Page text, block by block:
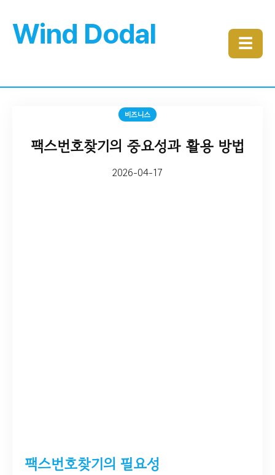
Wind Dodal ☰
비즈니스
팩스번호찾기의 중요성과 활용 방법
2026-04-17
팩스번호찾기의 필요성